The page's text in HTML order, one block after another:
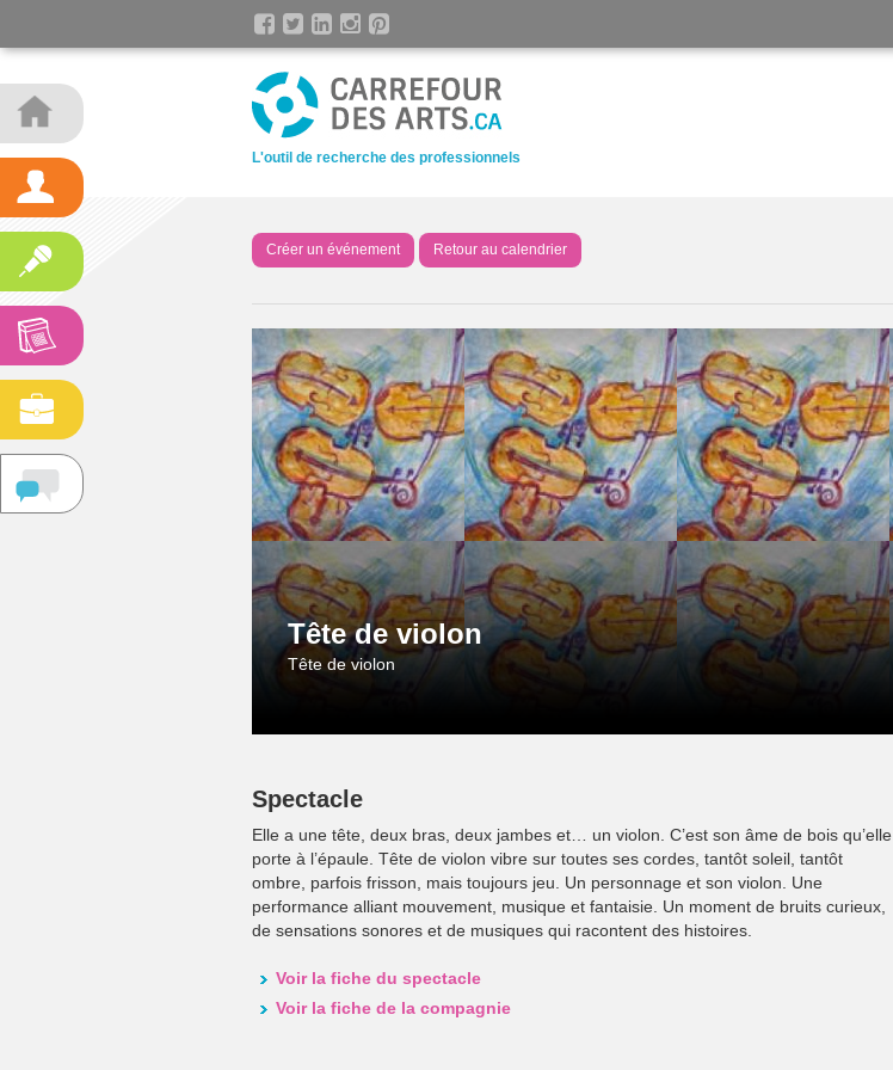
L'outil de recherche des professionnels
Créer un événement Retour au calendrier
Tête de violon
Tête de violon
Spectacle
Elle a une tête, deux bras, deux jambes et… un violon. C’est son âme de bois qu’elle
porte à l’épaule. Tête de violon vibre sur toutes ses cordes, tantôt soleil, tantôt
ombre, parfois frisson, mais toujours jeu. Un personnage et son violon. Une
performance alliant mouvement, musique et fantaisie. Un moment de bruits curieux,
de sensations sonores et de musiques qui racontent des histoires.
Voir la fiche du spectacle
Voir la fiche de la compagnie